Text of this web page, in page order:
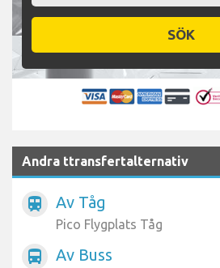
SÖK
Andra ttransfertalternativ
train Av Tåg
Pico Flygplats Tåg
directions_bus Av Buss